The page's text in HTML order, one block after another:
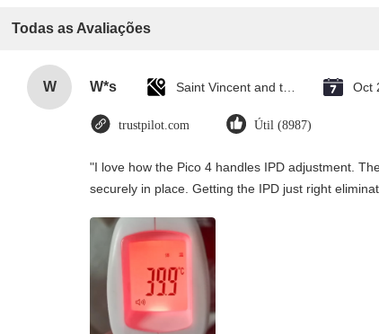
Todas as Avaliações
W W*s Oct
trustpilot.com Útil (8987)
"I love how the Pico 4 handles IPD adjustment.
securely in place. Getting the IPD just right